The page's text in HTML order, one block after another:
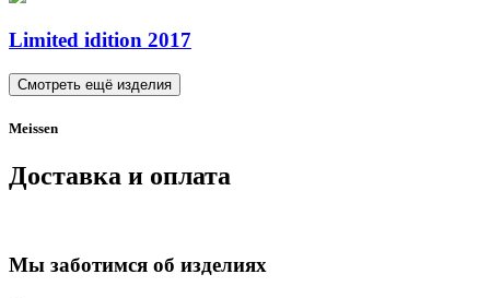
Limited idition 2017
Смотреть ещё изделия
Meissen
Доставка и оплата
Мы заботимся об изделиях